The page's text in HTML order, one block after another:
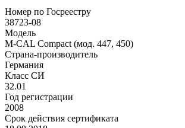
Номер по Госреестру
38723-08
Модель
M-CAL Compact (мод. 447, 450)
Страна-производитель
Германия
Класс СИ
32.01
Год регистрации
2008
Срок действия сертификата